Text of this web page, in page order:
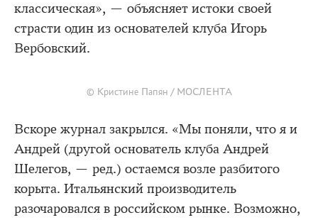
классическая», — объясняет истоки своей
страсти один из основателей клуба Игорь
Вербовский.
© Кристине Папян / МОСЛЕНТА
Вскоре журнал закрылся. «Мы поняли, что я и
Андрей (другой основатель клуба Андрей
Шелегов, — ред.) остаемся возле разбитого
корыта. Итальянский производитель
разочаровался в российском рынке. Возможно,